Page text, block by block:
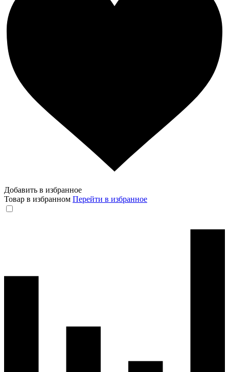
Добавить в избранное
Товар в избранном Перейти в избранное